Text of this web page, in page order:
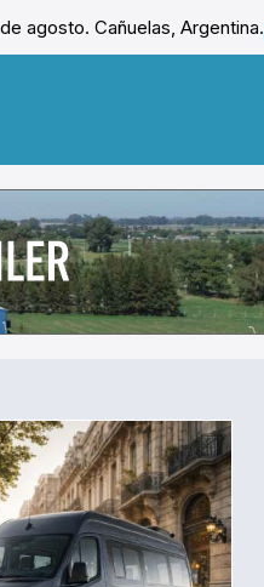
agosto. Cañuelas, Argentina.